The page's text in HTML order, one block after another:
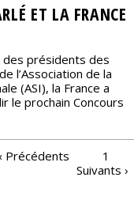
ET LA FRANCE
présidents des
l’Association de la
(ASI), la France a
le prochain Concours
‹ Précédents 1
Suivants ›